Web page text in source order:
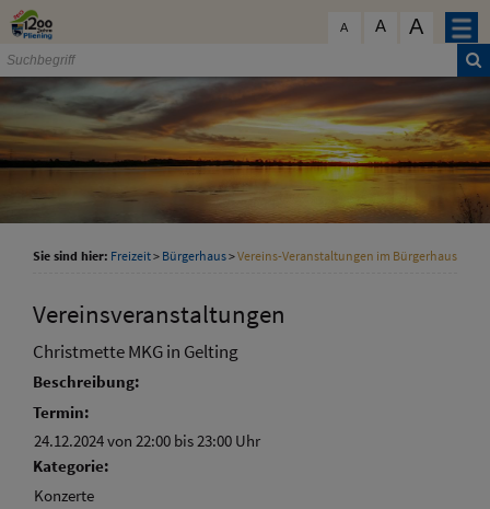
Zum Inhalt
A A A
Sie sind hier: Freizeit> Bürgerhaus>Vereins-Veranstaltungen im Bürgerhaus
Vereinsveranstaltungen
Christmette MKG in Gelting
Beschreibung:
Termin:
24.12.2024 von 22:00 bis 23:00 Uhr
Kategorie:
Konzerte
schließen